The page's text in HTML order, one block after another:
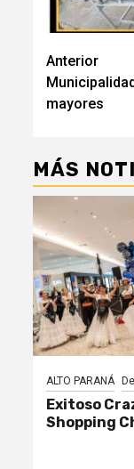
de
Anterior
mayores
MÁS
ALTO PARANÁ
Exitoso
Shopping